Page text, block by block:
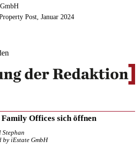
Post, Januar 2024
Family Offices sich öffnen
Stephan
by iEstate GmbH